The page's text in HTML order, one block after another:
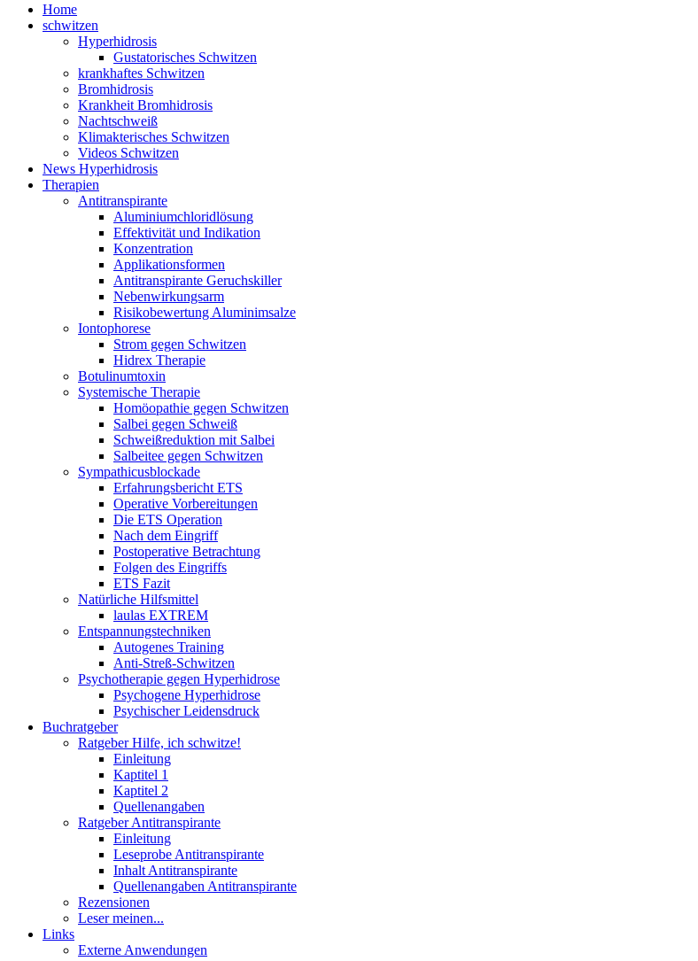
Home
schwitzen
Hyperhidrosis
Gustatorisches Schwitzen
krankhaftes Schwitzen
Bromhidrosis
Krankheit Bromhidrosis
Nachtschweiß
Klimakterisches Schwitzen
Videos Schwitzen
News Hyperhidrosis
Therapien
Antitranspirante
Aluminiumchloridlösung
Effektivität und Indikation
Konzentration
Applikationsformen
Antitranspirante Geruchskiller
Nebenwirkungsarm
Risikobewertung Aluminimsalze
Iontophorese
Strom gegen Schwitzen
Hidrex Therapie
Botulinumtoxin
Systemische Therapie
Homöopathie gegen Schwitzen
Salbei gegen Schweiß
Schweißreduktion mit Salbei
Salbeitee gegen Schwitzen
Sympathicusblockade
Erfahrungsbericht ETS
Operative Vorbereitungen
Die ETS Operation
Nach dem Eingriff
Postoperative Betrachtung
Folgen des Eingriffs
ETS Fazit
Natürliche Hilfsmittel
laulas EXTREM
Entspannungstechniken
Autogenes Training
Anti-Streß-Schwitzen
Psychotherapie gegen Hyperhidrose
Psychogene Hyperhidrose
Psychischer Leidensdruck
Buchratgeber
Ratgeber Hilfe, ich schwitze!
Einleitung
Kaptitel 1
Kaptitel 2
Quellenangaben
Ratgeber Antitranspirante
Einleitung
Leseprobe Antitranspirante
Inhalt Antitranspirante
Quellenangaben Antitranspirante
Rezensionen
Leser meinen...
Links
Externe Anwendungen